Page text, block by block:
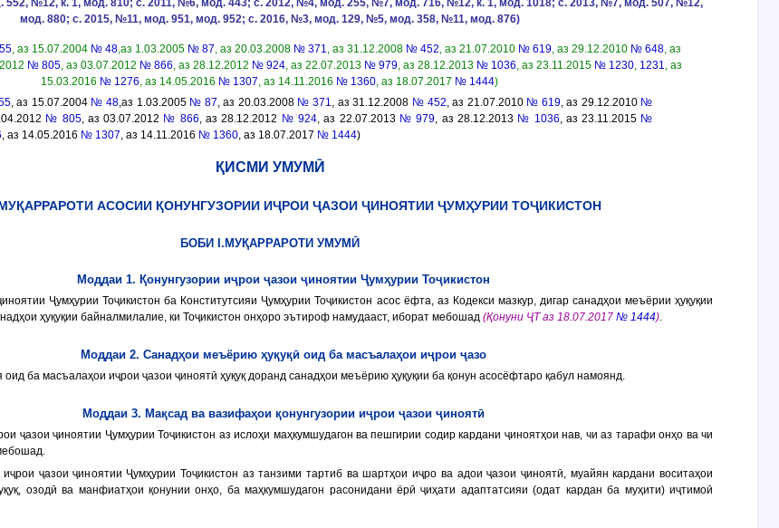
552, №12, к. 1, мод. 810; с. 2011, №6, мод. 443; с. 2012, №4, мод. 255, №7, мод. 716, №12, к. 1, мод. 1018; с. 2013, №7, мод. 507, №12,
мод. 880; с. 2015, №11, мод. 951, мод. 952; с. 2016, №3, мод. 129, №5, мод. 358, №11, мод. 876)
, аз 15.07.2004 № 48,аз 1.03.2005 № 87, аз 20.03.2008 № 371, аз 31.12.2008 № 452, аз 21.07.2010 № 619, аз 29.12.2010 № 648, аз
№ 805, аз 03.07.2012 № 866, аз 28.12.2012 № 924, аз 22.07.2013 № 979, аз 28.12.2013 № 1036, аз 23.11.2015 № 1230, 1231, аз
15.03.2016 № 1276, аз 14.05.2016 № 1307, аз 14.11.2016 № 1360, аз 18.07.2017 № 1444)
, аз 15.07.2004 № 48,аз 1.03.2005 № 87, аз 20.03.2008 № 371, аз 31.12.2008 № 452, аз 21.07.2010 № 619, аз 29.12.2010 №
№ 805, аз 03.07.2012 № 866, аз 28.12.2012 № 924, аз 22.07.2013 № 979, аз 28.12.2013 № 1036, аз 23.11.2015 №
, аз 14.05.2016 № 1307, аз 14.11.2016 № 1360, аз 18.07.2017 № 1444)
ҚИСМИ УМУМӢ
АСОСИИ ҚОНУНГУЗОРИИ ИҶРОИ ҶАЗОИ ҶИНОЯТИИ ҶУМҲУРИИ ТОҶИКИСТОН
БОБИ I.МУҚАРРАРОТИ УМУМӢ
Моддаи 1. Қонунгузории иҷрои ҷазои ҷиноятии Ҷумҳурии Тоҷикистон
Ҷумҳурии Тоҷикистон ба Конститутсияи Ҷумҳурии Тоҷикистон асос ёфта, аз Кодекси мазкур, дигар санадҳои меъёрии ҳуқуқии
ҳуқуқии байналмилалие, ки Тоҷикистон онҳоро эътироф намудааст, иборат мебошад (Қонуни ҶТ аз 18.07.2017 № 1444).
Моддаи 2. Санадҳои меъёрию ҳуқуқӣ оид ба масъалаҳои иҷрои ҷазо
ба масъалаҳои иҷрои ҷазои ҷиноятӣ ҳуқуқ доранд санадҳои меъёрию ҳуқуқии ба қонун асосёфтаро қабул намоянд.
Моддаи 3. Мақсад ва вазифаҳои қонунгузории иҷрои ҷазои ҷиноятӣ
ҷазои ҷиноятии Ҷумҳурии Тоҷикистон аз ислоҳи маҳкумшудагон ва пешгирии содир кардани ҷиноятҳои нав, чи аз тарафи онҳо ва чи
ҷазои ҷиноятии Ҷумҳурии Тоҷикистон аз танзими тартиб ва шартҳои иҷро ва адои ҷазои ҷиноятӣ, муайян кардани воситаҳои
озодӣ ва манфиатҳои қонунии онҳо, ба маҳкумшудагон расонидани ёрӣ ҷиҳати адаптатсияи (одат кардан ба муҳити) иҷтимоӣ